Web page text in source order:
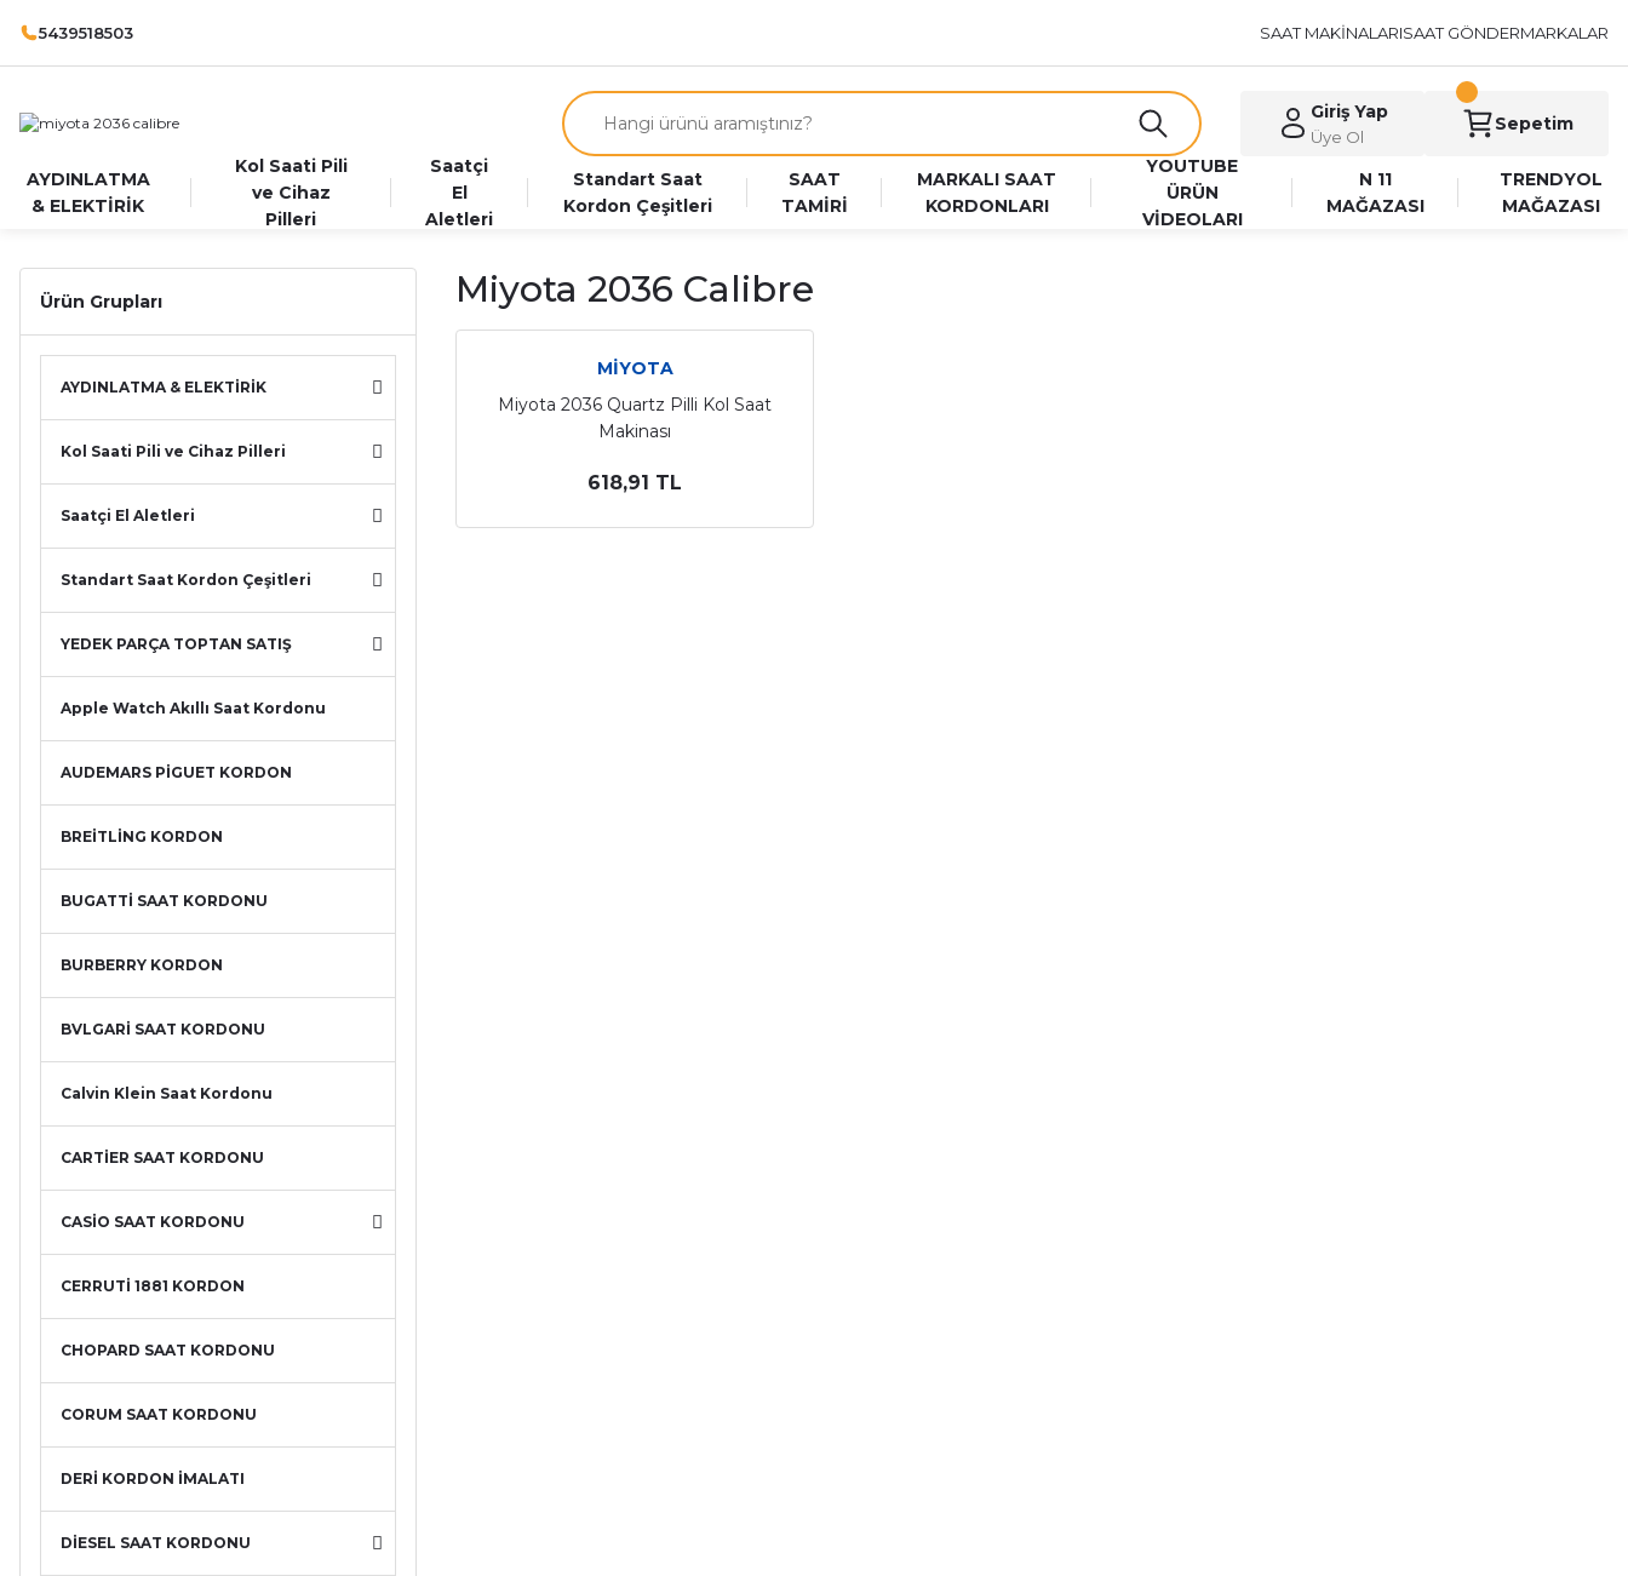
5439518503 SAAT MAKİNALARISAAT GÖNDERMARKALAR
Giriş Yap
Üye Ol
Sepetim
AYDINLATMA
& ELEKTİRİK
Kol Saati Pili
ve Cihaz
Pilleri
Saatçi
El
Aletleri
Standart Saat
Kordon Çeşitleri
SAAT
TAMİRİ
MARKALI SAAT
KORDONLARI
YOUTUBE
ÜRÜN
VİDEOLARI
N 11
MAĞAZASI
TRENDYOL
MAĞAZASI
Ürün Grupları
AYDINLATMA & ELEKTİRİK
Kol Saati Pili ve Cihaz Pilleri
Saatçi El Aletleri
Standart Saat Kordon Çeşitleri
YEDEK PARÇA TOPTAN SATIŞ
Apple Watch Akıllı Saat Kordonu
AUDEMARS PİGUET KORDON
BREİTLİNG KORDON
BUGATTİ SAAT KORDONU
BURBERRY KORDON
BVLGARİ SAAT KORDONU
Calvin Klein Saat Kordonu
CARTİER SAAT KORDONU
CASİO SAAT KORDONU
CERRUTİ 1881 KORDON
CHOPARD SAAT KORDONU
CORUM SAAT KORDONU
DERİ KORDON İMALATI
DİESEL SAAT KORDONU
Miyota 2036 Calibre
MİYOTA
Miyota 2036 Quartz Pilli Kol Saat
Makinası
618,91 TL